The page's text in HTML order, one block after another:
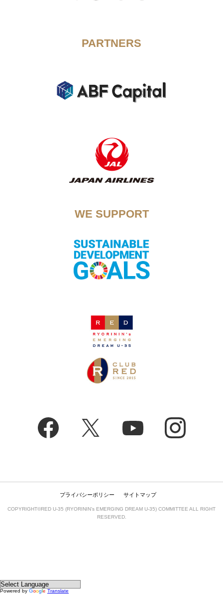
PARTNERS
WE SUPPORT
プライバシーポリシー サイトマップ
COPYRIGHT©RED U-35 (RYORININ’s EMERGING DREAM U-35) COMMITTEE ALL RIGHT
RESERVED.
Powered by Translate